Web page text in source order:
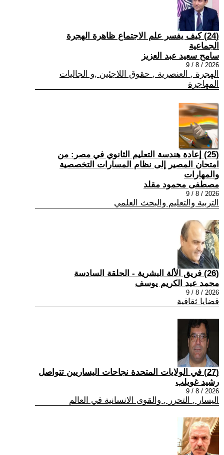
(24) كيف يفسر علم الاجتماع ظاهرة الهجرة
الجماعية
سامح سعيد عبد العزيز
2026 / 8 / 9
الهجرة , العنصرية , حقوق اللاجئين ,و الجاليات
المهاجرة
(25) إعادة هندسة التعليم الثانوي في مصر: من
امتحان المصير إلى نظام المسارات التخصصية
والمهارات
مصطفى محمود مقلد
2026 / 8 / 9
التربية والتعليم والبحث العلمي
(26) فريق الألة البشرية - الحلقة السادسة
محمد عبد الكريم يوسف
2026 / 8 / 9
قضايا ثقافية
(27) في الولايات المتحدة نجاحات اليساريين تتواصل
رشيد غويلب
2026 / 8 / 9
اليسار , التحرر , والقوى الانسانية في العالم